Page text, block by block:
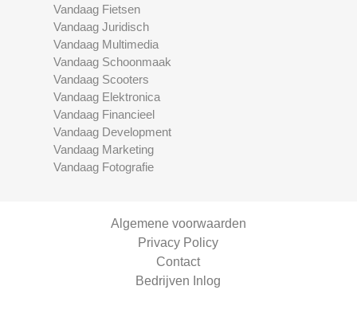
Vandaag Fietsen
Vandaag Juridisch
Vandaag Multimedia
Vandaag Schoonmaak
Vandaag Scooters
Vandaag Elektronica
Vandaag Financieel
Vandaag Development
Vandaag Marketing
Vandaag Fotografie
Algemene voorwaarden
Privacy Policy
Contact
Bedrijven Inlog